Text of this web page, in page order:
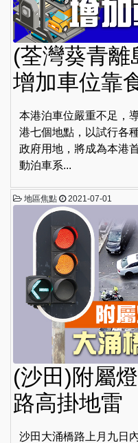
(荃灣葵青
增加車位靠
本港泊車位嚴重不足，
港七個地點，以試行各
政府用地，將成為本港
動泊車系...
地區焦點 2021-07-01
(沙田)附屬
路高掛地雷
沙田大涌橋路上月九日